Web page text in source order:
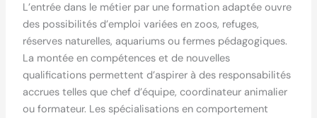
L’entrée dans le métier par une formation adaptée ouvre
des possibilités d’emploi variées en zoos, refuges,
réserves naturelles, aquariums ou fermes pédagogiques.
La montée en compétences et de nouvelles
qualifications permettent d’aspirer à des responsabilités
accrues telles que chef d’équipe, coordinateur animalier
ou formateur. Les spécialisations en comportement